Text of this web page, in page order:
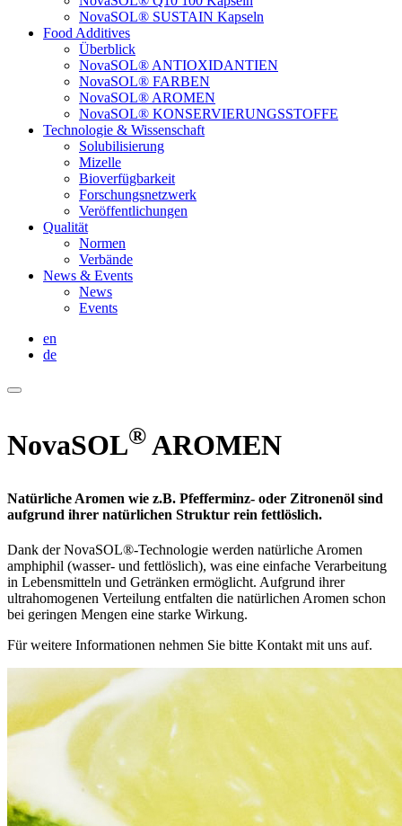
NovaSOL® SUSTAIN Kapseln
Food Additives
Überblick
NovaSOL® ANTIOXIDANTIEN
NovaSOL® FARBEN
NovaSOL® AROMEN
NovaSOL® KONSERVIERUNGSSTOFFE
Technologie & Wissenschaft
Solubilisierung
Mizelle
Bioverfügbarkeit
Forschungsnetzwerk
Veröffentlichungen
Qualität
Normen
Verbände
News & Events
News
Events
en
de
NovaSOL® AROMEN
Natürliche Aromen wie z.B. Pfefferminz- oder Zitronenöl sind
aufgrund ihrer natürlichen Struktur rein fettlöslich.
Dank der NovaSOL®-Technologie werden natürliche Aromen
amphiphil (wasser- und fettlöslich), was eine einfache Verarbeitung
in Lebensmitteln und Getränken ermöglicht. Aufgrund ihrer
ultrahomogenen Verteilung entfalten die natürlichen Aromen schon
bei geringen Mengen eine starke Wirkung.
Für weitere Informationen nehmen Sie bitte Kontakt mit uns auf.